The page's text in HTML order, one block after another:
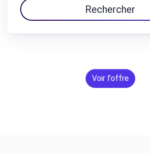
Rechercher
Voir l'offre